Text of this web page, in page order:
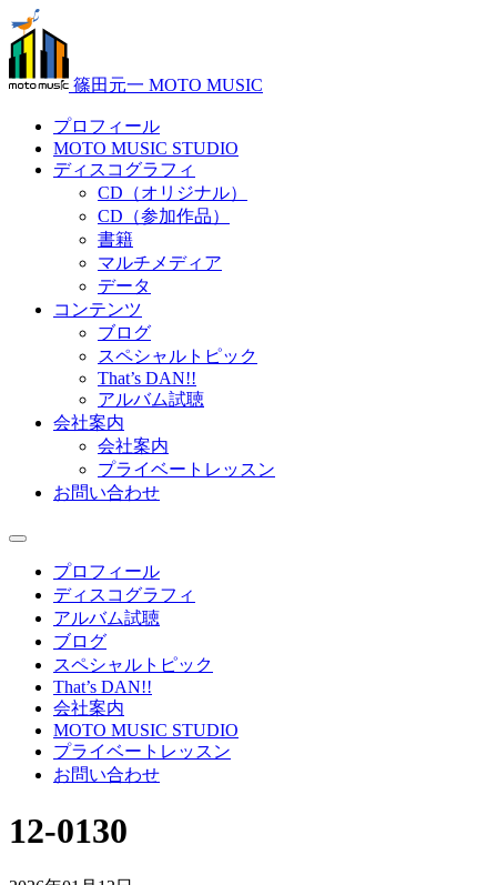
篠田元一 MOTO MUSIC
プロフィール
MOTO MUSIC STUDIO
ディスコグラフィ
CD（オリジナル）
CD（参加作品）
書籍
マルチメディア
データ
コンテンツ
ブログ
スペシャルトピック
That’s DAN!!
アルバム試聴
会社案内
会社案内
プライベートレッスン
お問い合わせ
プロフィール
ディスコグラフィ
アルバム試聴
ブログ
スペシャルトピック
That’s DAN!!
会社案内
MOTO MUSIC STUDIO
プライベートレッスン
お問い合わせ
12-0130